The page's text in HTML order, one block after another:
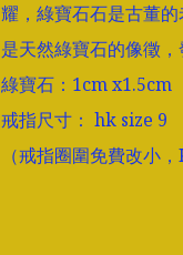
耀，綠寶石石是古董
是天然綠寶石的像徵，
綠寶石：1cm x1.5cm
戒指尺寸： hk size 9
（戒指圈圍免費改小